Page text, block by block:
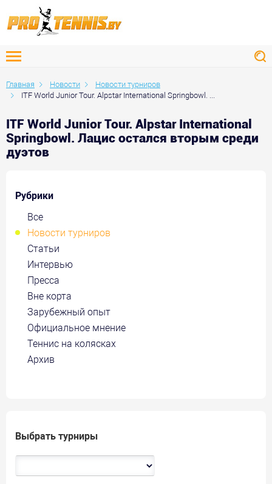
Главная Новости
Новости турниров
ITF World Junior Tour. Alpstar International Springbowl. ...
ITF World Junior Tour. Alpstar International
Springbowl. Лацис остался вторым среди
дуэтов
Рубрики
Все
Новости турниров
Статьи
Интервью
Пресса
Вне корта
Зарубежный опыт
Официальное мнение
Теннис на колясках
Архив
Выбрать турниры